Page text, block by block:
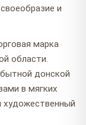
и
марка
области.
донской
в мягких
художественный